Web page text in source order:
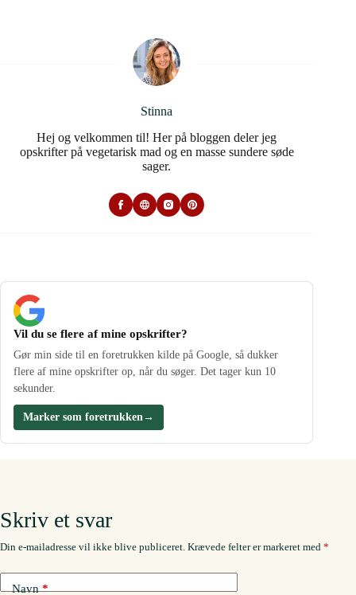
Stinna
Hej og velkommen til! Her på bloggen deler jeg
opskrifter på vegetarisk mad og en masse sundere søde
sager.
Vil du se flere af mine opskrifter?
Gør min side til en foretrukken kilde på Google, så dukker
flere af mine opskrifter op, når du søger. Det tager kun 10
sekunder.
Marker som foretrukken →
Skriv et svar
Din e-mailadresse vil ikke blive publiceret. Krævede felter er markeret med *
Navn*